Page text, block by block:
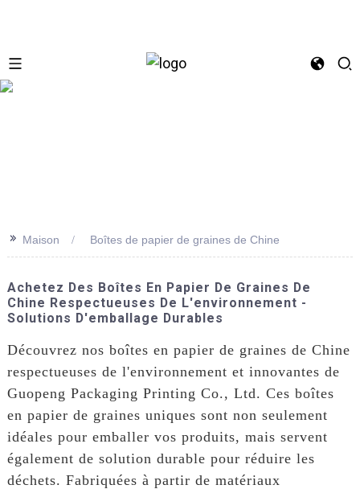
>> Maison Boîtes de papier de graines de Chine
Achetez Des Boîtes En Papier De Graines De
Chine Respectueuses De L'environnement -
Solutions D'emballage Durables
Découvrez nos boîtes en papier de graines de Chine
respectueuses de l'environnement et innovantes de
Guopeng Packaging Printing Co., Ltd. Ces boîtes
en papier de graines uniques sont non seulement
idéales pour emballer vos produits, mais servent
également de solution durable pour réduire les
déchets. Fabriquées à partir de matériaux